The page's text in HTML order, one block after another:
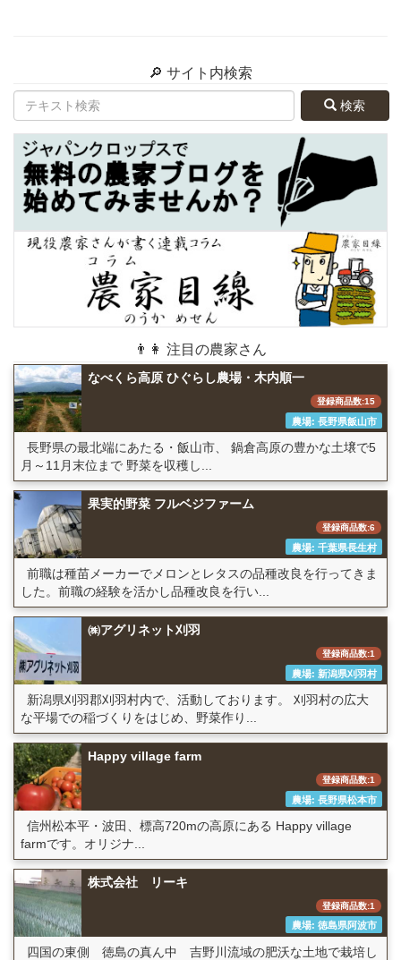
🔎 サイト内検索
検索
👨👩 注目の農家さん
なべくら高原 ひぐらし農場・木内順一
登録商品数:15
農場: 長野県飯山市
長野県の最北端にあたる・飯山市、 鍋倉高原の豊かな土壌で5
月～11月末位まで 野菜を収穫し...
果実的野菜 フルベジファーム
登録商品数:6
農場: 千葉県長生村
前職は種苗メーカーでメロンとレタスの品種改良を行ってきま
した。前職の経験を活かし品種改良を行い...
㈱アグリネット刈羽
登録商品数:1
農場: 新潟県刈羽村
新潟県刈羽郡刈羽村内で、活動しております。 刈羽村の広大
な平場での稲づくりをはじめ、野菜作り...
Happy village farm
登録商品数:1
農場: 長野県松本市
信州松本平・波田、標高720mの高原にある Happy village
farmです。オリジナ...
株式会社 リーキ
登録商品数:1
農場: 徳島県阿波市
四国の東側 徳島の真ん中 吉野川流域の肥沃な土地で栽培し